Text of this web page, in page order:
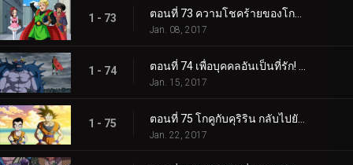
1 - 73 ตอนที่ 73 ความโชคร้ายของโกฮัง! เกรทไซย่าแมนกลายเป็นภาพยนตร์แล้วหรือ!?
Jan. 08, 2017
1 - 74
Jan. 15, 2017
1 - 75
Jan. 22, 2017